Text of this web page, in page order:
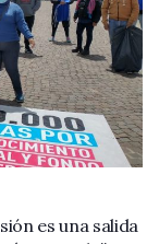
es una salida